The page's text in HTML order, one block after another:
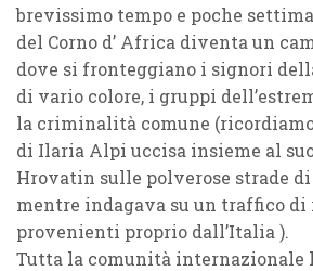
brevissimo tempo e poche
del Corno d’ Africa diventa un
dove si fronteggiano i signori
di vario colore, i gruppi
la criminalità comune
di Ilaria Alpi uccisa insieme al
Hrovatin sulle polverose strade
mentre indagava su un traffico
provenienti proprio dall’Italia ).
Tutta la comunità internazionale